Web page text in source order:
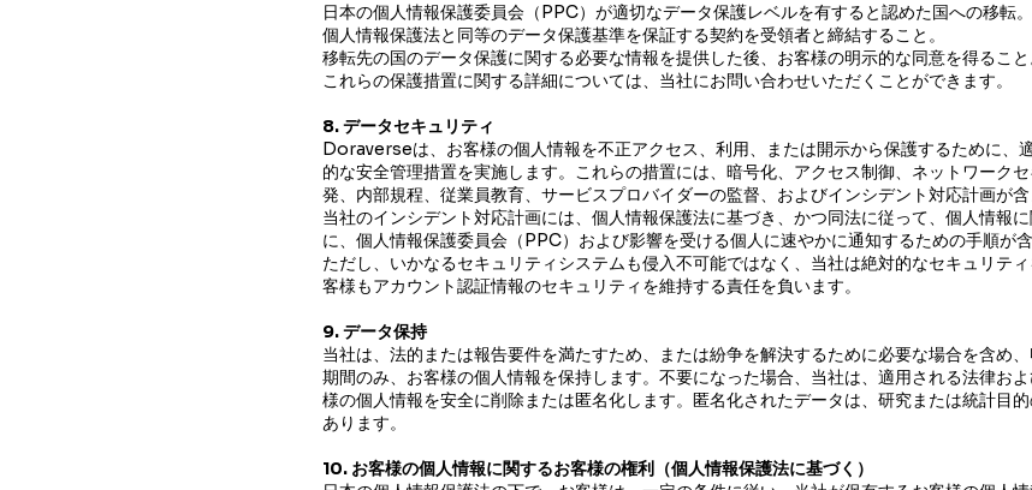
日本の個人情報保護委員会（PPC）が適切なデータ保護レベルを有すると認めた国への移転。
個人情報保護法と同等のデータ保護基準を保証する契約を受領者と締結すること。
移転先の国のデータ保護に関する必要な情報を提供した後、お客様の明示的な同意を得ること
これらの保護措置に関する詳細については、当社にお問い合わせいただくことができます。
8. データセキュリティ
Doraverseは、お客様の個人情報を不正アクセス、利用、または開示から保護するために、
的な安全管理措置を実施します。これらの措置には、暗号化、アクセス制御、ネットワーク
発、内部規程、従業員教育、サービスプロバイダーの監督、およびインシデント対応計画が含
当社のインシデント対応計画には、個人情報保護法に基づき、かつ同法に従って、個人情報
に、個人情報保護委員会（PPC）および影響を受ける個人に速やかに通知するための手順が含
ただし、いかなるセキュリティシステムも侵入不可能ではなく、当社は絶対的なセキュリテ
客様もアカウント認証情報のセキュリティを維持する責任を負います。
9. データ保持
当社は、法的または報告要件を満たすため、または紛争を解決するために必要な場合を含め
期間のみ、お客様の個人情報を保持します。不要になった場合、当社は、適用される法律お
様の個人情報を安全に削除または匿名化します。匿名化されたデータは、研究または統計目
あります。
10. お客様の個人情報に関するお客様の権利（個人情報保護法に基づく）